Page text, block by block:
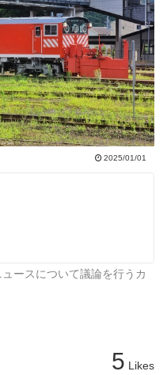
2025/01/01
ースについて議論を行うカ
5 Likes